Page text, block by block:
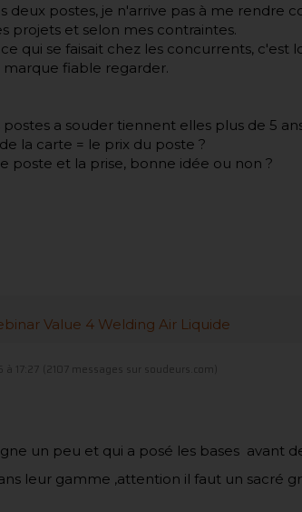
deux postes, je n'arrive pas à me rendre
projets et selon mes contraintes.
qui se faisait chez les concurrents, c'est
marque fiable regarder.
a souder tiennent elles plus de 5
la carte = le prix du poste ?
poste et la prise, bonne idée ou non ?
17:27 (2107 messages sur soudeurs.com)
un peu et qui a posé les bases avant
leur gamme ,attention il faut un sacré